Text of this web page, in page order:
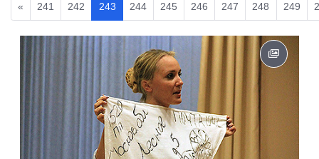
« 241 242 243 244 245 246 247 248 249